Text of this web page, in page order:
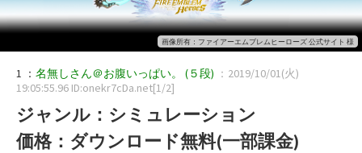
画像所有：ファイアーエムブレムヒーローズ 公式サイト 様
1 ： 名無しさん＠お腹いっぱい。 (５段) ：2019/10/01(火)
19:05:55.96 ID:onekr7cDa.net[1/2]
ジャンル：シミュレーション
価格：ダウンロード無料(一部課金)